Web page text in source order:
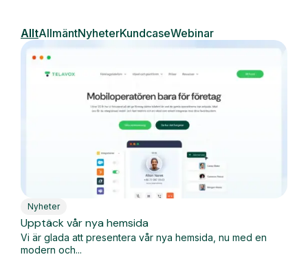
AlltAllmäntNyheterKundcaseWebinar
Nyheter
Upptäck vår nya hemsida
Vi är glada att presentera vår nya hemsida, nu med en
modern och...